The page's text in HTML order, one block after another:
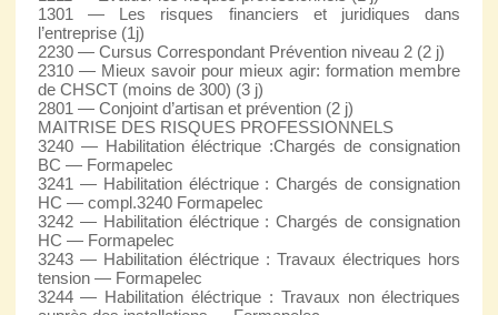
1301 — Les risques financiers et juridiques dans
l’entreprise (1j)
2230 — Cursus Correspondant Prévention niveau 2 (2 j)
2310 — Mieux savoir pour mieux agir: formation membre
de CHSCT (moins de 300) (3 j)
2801 — Conjoint d’artisan et prévention (2 j)
MAITRISE DES RISQUES PROFESSIONNELS
3240 — Habilitation éléctrique :Chargés de consignation
BC — Formapelec
3241 — Habilitation éléctrique : Chargés de consignation
HC — compl.3240 Formapelec
3242 — Habilitation éléctrique : Chargés de consignation
HC — Formapelec
3243 — Habilitation éléctrique : Travaux électriques hors
tension — Formapelec
3244 — Habilitation éléctrique : Travaux non électriques